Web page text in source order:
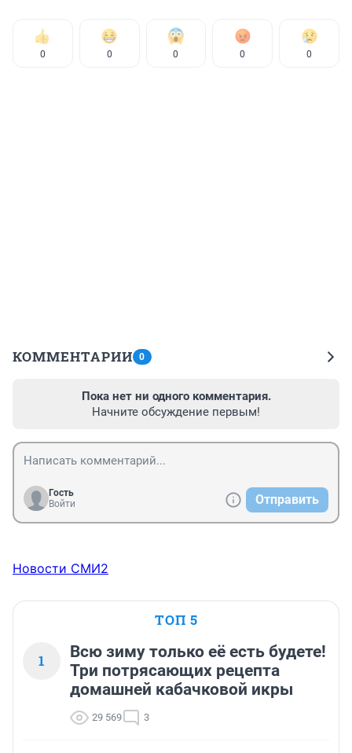
0 0 0 0 0
КОММЕНТАРИИ 0
Пока нет ни одного комментария.
Начните обсуждение первым!
Гость
Войти
Отправить
Новости СМИ2
ТОП 5
1
Всю зиму только её есть будете!
Три потрясающих рецепта
домашней кабачковой икры
29 569 3